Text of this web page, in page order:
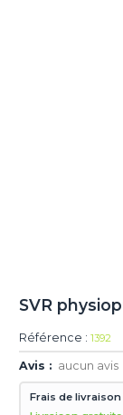
SVR
Référence : 1392
Avis : aucun avis
Frais de livraison